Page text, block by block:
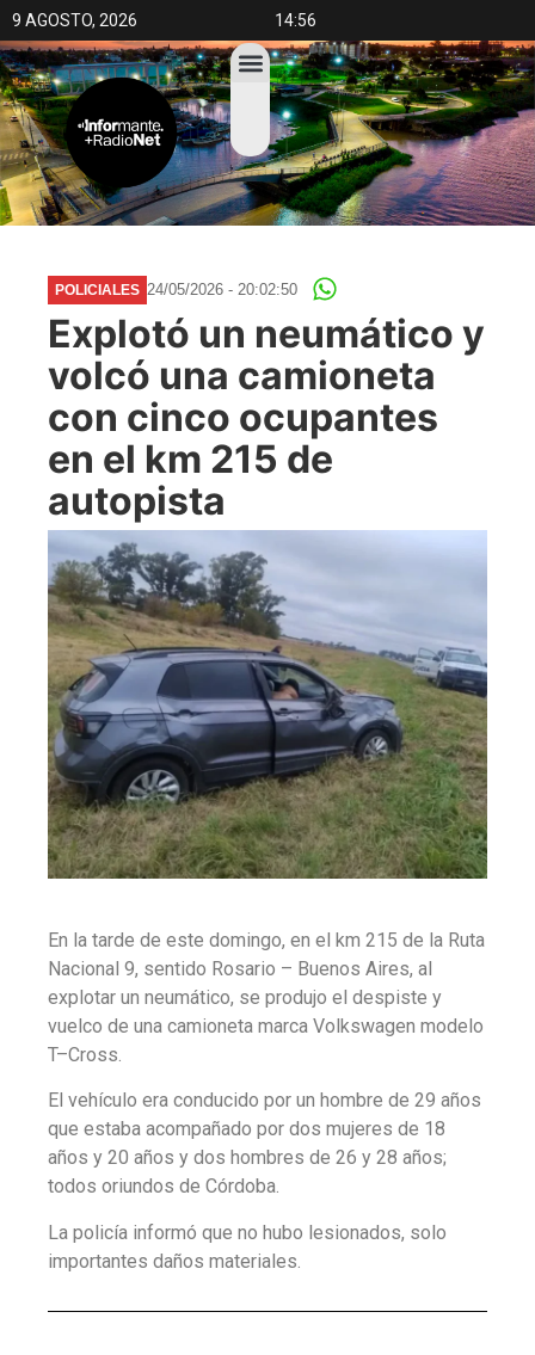
9 AGOSTO, 2026 14:56
POLICIALES 24/05/2026 - 20:02:50
Explotó un neumático y
volcó una camioneta
con cinco ocupantes
en el km 215 de
autopista
En la tarde de este domingo, en el km 215 de la Ruta
Nacional 9, sentido Rosario – Buenos Aires, al
explotar un neumático, se produjo el despiste y
vuelco de una camioneta marca Volkswagen modelo
T–Cross.
El vehículo era conducido por un hombre de 29 años
que estaba acompañado por dos mujeres de 18
años y 20 años y dos hombres de 26 y 28 años;
todos oriundos de Córdoba.
La policía informó que no hubo lesionados, solo
importantes daños materiales.